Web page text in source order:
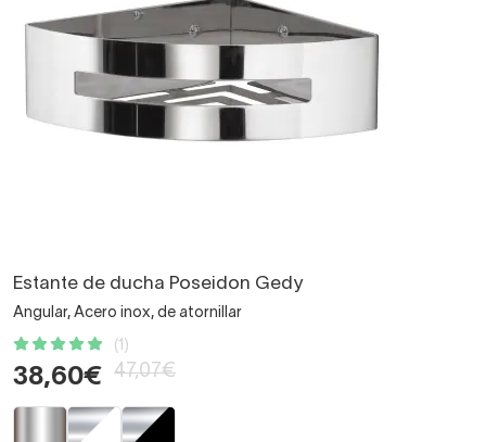
Estante de ducha Poseidon Gedy
Angular, Acero inox, de atornillar
(1)
38,60€ 47,07€